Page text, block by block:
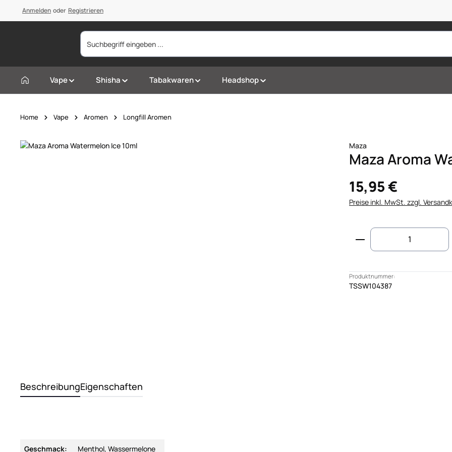
Zur Hauptnavigation springen
Anmelden oder Registrieren
Vape Shisha Tabakwaren Headshop
Home Vape Aromen Longfill Aromen
Bildergalerie überspringen Maza
Maza Aroma
15,95 €
Preise inkl. MwSt. zzgl.
Produkt Anzahl:
Produktnummer:
TSSW104387
BeschreibungEigenschaften
Geschmack: Menthol, Wassermelone